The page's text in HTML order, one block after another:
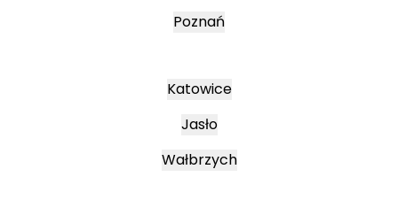
Poznań
Katowice
Jasło
Wałbrzych